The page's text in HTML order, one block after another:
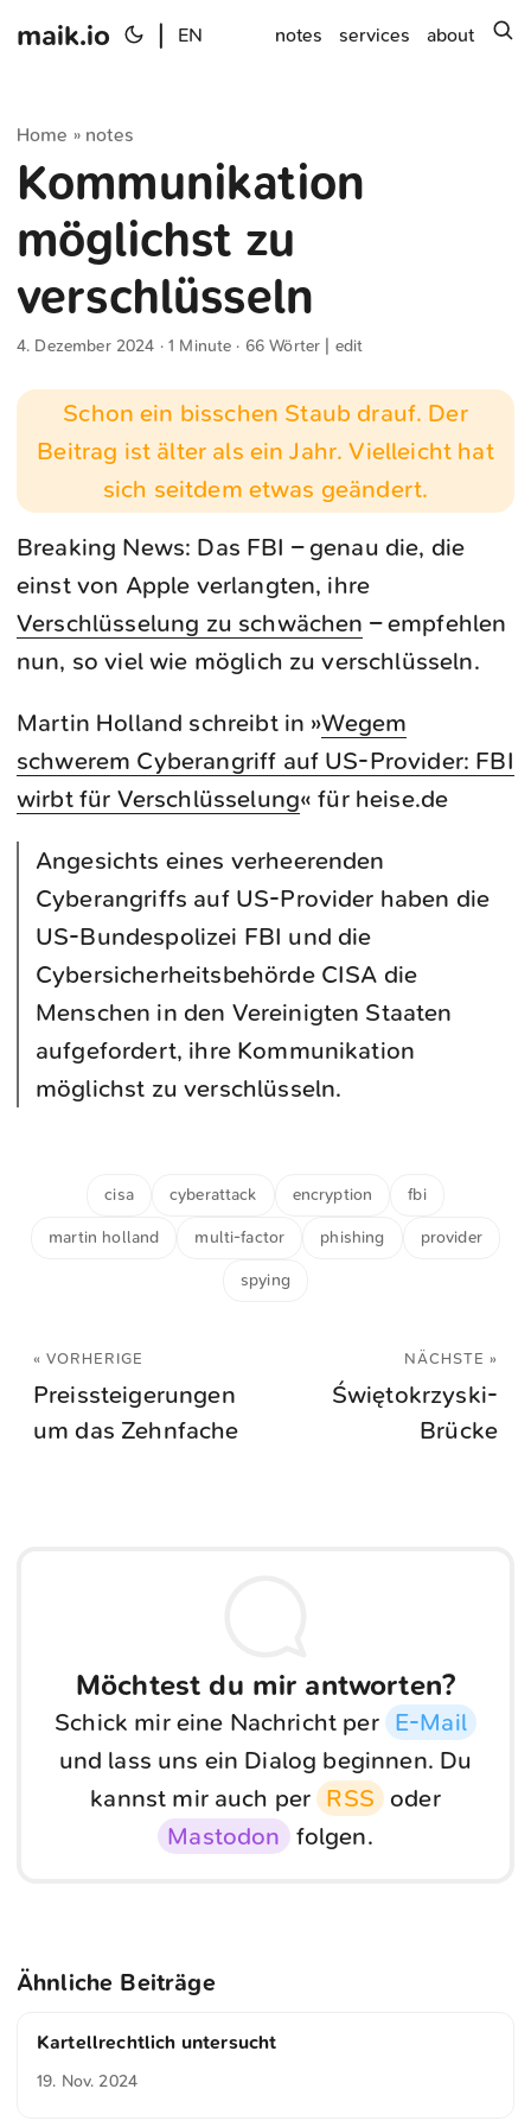
maik.io EN notes services about
Home » notes
Kommunikation
möglichst zu
verschlüsseln
4. Dezember 2024 · 1 Minute · 66 Wörter | edit
Schon ein bisschen Staub drauf. Der
Beitrag ist älter als ein Jahr. Vielleicht hat
sich seitdem etwas geändert.
Breaking News: Das FBI – genau die, die
einst von Apple verlangten, ihre
Verschlüsselung zu schwächen – empfehlen
nun, so viel wie möglich zu verschlüsseln.
Martin Holland schreibt in »Wegem
schwerem Cyberangriff auf US-Provider: FBI
wirbt für Verschlüsselung« für heise.de
Angesichts eines verheerenden
Cyberangriffs auf US-Provider haben die
US-Bundespolizei FBI und die
Cybersicherheitsbehörde CISA die
Menschen in den Vereinigten Staaten
aufgefordert, ihre Kommunikation
möglichst zu verschlüsseln.
cisa cyberattack encryption fbi
martin holland multi-factor phishing provider
spying
« VORHERIGE
Preissteigerungen
um das Zehnfache
NÄCHSTE »
Świętokrzyski-
Brücke
Möchtest du mir antworten?
Schick mir eine Nachricht per E-Mail
und lass uns ein Dialog beginnen. Du
kannst mir auch per RSS oder
Mastodon folgen.
Ähnliche Beiträge
Kartellrechtlich untersucht
19. Nov. 2024